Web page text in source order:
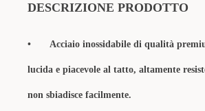
DESCRIZIONE PRODOTTO
• Acciaio inossidabile di qualità
lucida e piacevole al tatto, altamente
non sbiadisce facilmente.